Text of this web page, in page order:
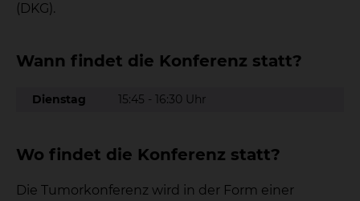
(DKG).
Wann findet die Konferenz statt?
Dienstag 15:45 - 16:30 Uhr
Wo findet die Konferenz statt?
Die Tumorkonferenz wird in der Form einer